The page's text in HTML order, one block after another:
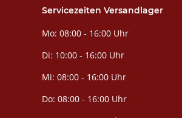
Servicezeiten Versandlager
Mo: 08:00 - 16:00 Uhr
Di: 10:00 - 16:00 Uhr
Mi: 08:00 - 16:00 Uhr
Do: 08:00 - 16:00 Uhr